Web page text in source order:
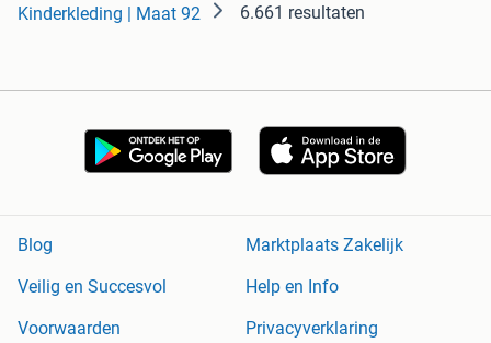
Kinderkleding | Maat 92 6.661 resultaten
Blog
Marktplaats Zakelijk
Veilig en Succesvol
Help en Info
Voorwaarden
Privacyverklaring